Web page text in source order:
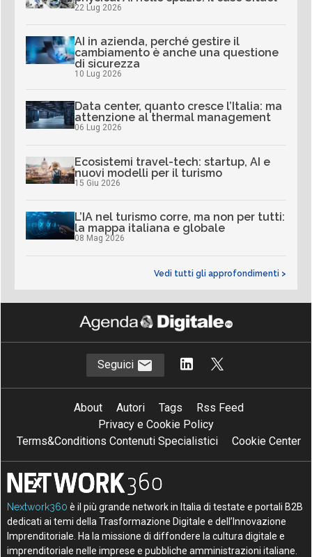
22 Lug 2026
AI in azienda, perché gestire il
cambiamento è anche una questione
di sicurezza
10 Lug 2026
Data center, quanto cresce l’Italia: ma
attenzione al thermal management
06 Lug 2026
Ecosistemi travel-tech: startup, AI e
nuovi modelli per il turismo
15 Giu 2026
L’IA nel turismo corre, ma non per tutti:
la mappa italiana e globale
08 Mag 2026
Vedi tutti gli approfondimenti >
Seguici
About Autori Tags
Rss Feed
Privacy e Cookie Policy
Terms&Conditions Contenuti Specialistici
Cookie Center
Nextwork360 è il più grande network in Italia di testate e portali B2B
dedicati ai temi della Trasformazione Digitale e dell’Innovazione
Imprenditoriale. Ha la missione di diffondere la cultura digitale e
imprenditoriale nelle imprese e pubbliche amministrazioni italiane.